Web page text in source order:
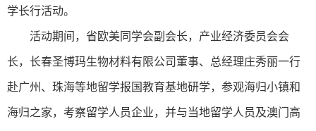
学长行活动。
活动期间，省欧美同学会副会长，产业经济委员会会
长，长春圣博玛生物材料有限公司董事、总经理庄秀丽一行
赴广州、珠海等地留学报国教育基地研学，参观海归小镇和
海归之家，考察留学人员企业，并与当地留学人员及澳门高